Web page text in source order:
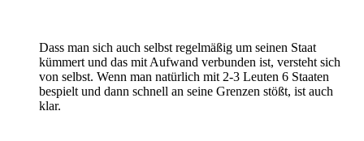
Dass man sich auch selbst regelmäßig um seinen Staat
kümmert und das mit Aufwand verbunden ist, versteht sich
von selbst. Wenn man natürlich mit 2-3 Leuten 6 Staaten
bespielt und dann schnell an seine Grenzen stößt, ist auch
klar.